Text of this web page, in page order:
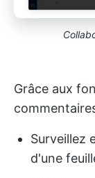
Grâce aux
Surveillez
d'une